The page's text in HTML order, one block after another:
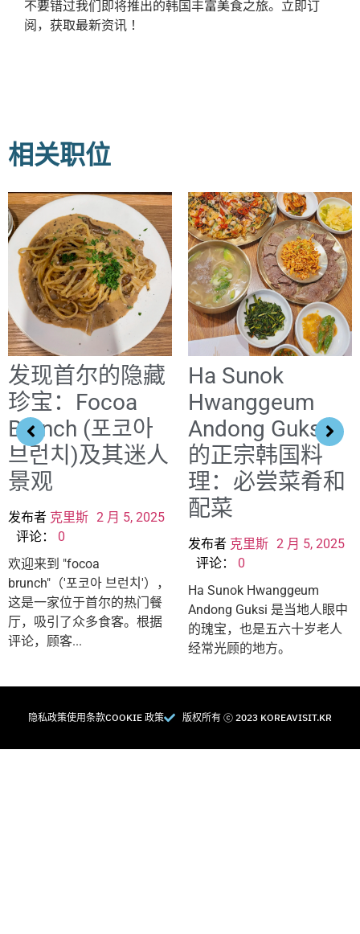
不要错过我们即将推出的韩国丰富美食之旅。立即订
阅，获取最新资讯！
相关职位
发现首尔的隐藏
珍宝：Focoa
Brunch (포코아
브런치)及其迷人
景观
发布者 克里斯 2 月 5, 2025
评论： 0
欢迎来到 "focoa
brunch"（'포코아 브런치'），
这是一家位于首尔的热门餐
厅，吸引了众多食客。根据
评论，顾客...
Ha Sunok
Hwanggeum
Andong Guksi
的正宗韩国料
理：必尝菜肴和
配菜
发布者 克里斯 2 月 5, 2025
评论： 0
Ha Sunok Hwanggeum
Andong Guksi 是当地人眼中
的瑰宝，也是五六十岁老人
经常光顾的地方。
隐私政策使用条款COOKIE 政策 版权所有 Ⓒ 2023 KOREAVISIT.KR